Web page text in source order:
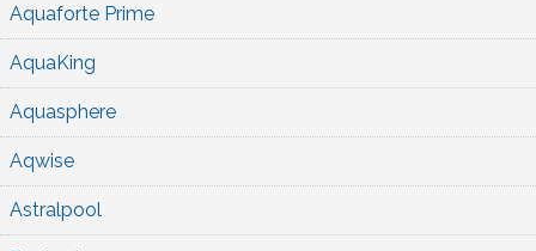
Aquaforte Prime
AquaKing
Aquasphere
Aqwise
Astralpool